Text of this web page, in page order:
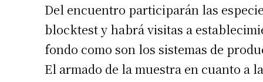
Del encuentro participarán las
blocktest y habrá visitas a
fondo como son los sistemas de
El armado de la muestra en cuanto a